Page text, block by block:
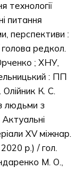
технології
питання
перспективи :
голова редкол.
; ХНУ,
: ПП
К. С.
людьми з
XV міжнар.
р.) / гол.
М. О.,